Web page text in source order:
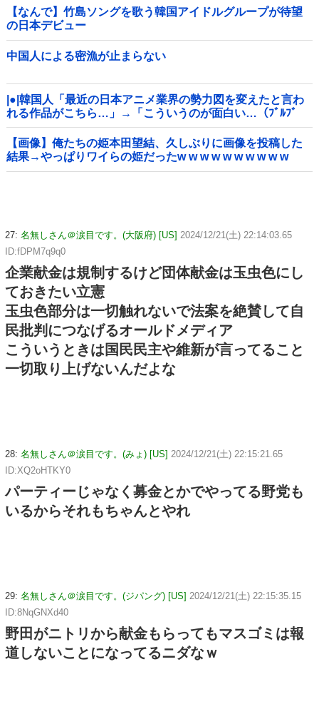
【なんで】竹島ソングを歌う韓国アイドルグループが待望
の日本デビュー
中国人による密漁が止まらない
|●|韓国人「最近の日本アニメ業界の勢力図を変えたと言わ
れる作品がこちら…」→「こういうのが面白い…（ﾌﾞﾙﾌﾞ
ﾙ」＝韓国の反応
【画像】俺たちの姫本田望結、久しぶりに画像を投稿した
結果→やっぱりワイらの姫だったw w w w w w w w w w
27: 名無しさん＠涙目です。(大阪府) [US] 2024/12/21(土) 22:14:03.65
ID:fDPM7q9q0
企業献金は規制するけど団体献金は玉虫色にし
ておきたい立憲
玉虫色部分は一切触れないで法案を絶賛して自
民批判につなげるオールドメディア
こういうときは国民民主や維新が言ってること
一切取り上げないんだよな
28: 名無しさん＠涙目です。(みょ) [US] 2024/12/21(土) 22:15:21.65
ID:XQ2oHTKY0
パーティーじゃなく募金とかでやってる野党も
いるからそれもちゃんとやれ
29: 名無しさん＠涙目です。(ジパング) [US] 2024/12/21(土) 22:15:35.15
ID:8NqGNXd40
野田がニトリから献金もらってもマスゴミは報
道しないことになってるニダなｗ